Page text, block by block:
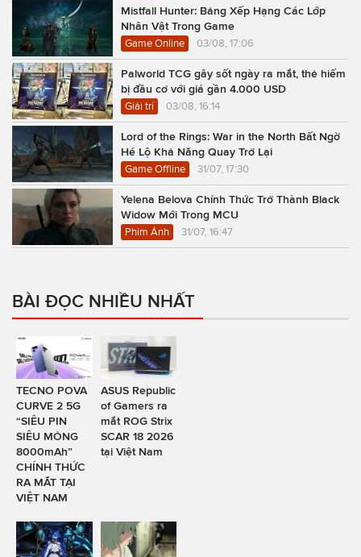
Mistfall Hunter: Bảng Xếp Hạng Các Lớp
Nhân Vật Trong Game
Game Online 03/08, 17:06
Palworld TCG gây sốt ngày ra mắt, thẻ hiếm
bị đầu cơ với giá gần 4.000 USD
Giải trí 03/08, 16:14
Lord of the Rings: War in the North Bất Ngờ
Hé Lộ Khả Năng Quay Trở Lại
Game Offline 31/07, 17:30
Yelena Belova Chính Thức Trở Thành Black
Widow Mới Trong MCU
Phim Ảnh 31/07, 16:47
BÀI ĐỌC NHIỀU NHẤT
TECNO POVA
CURVE 2 5G
“SIÊU PIN
SIÊU MỎNG
8000mAh”
CHÍNH THỨC
RA MẮT TẠI
VIỆT NAM
ASUS Republic
of Gamers ra
mắt ROG Strix
SCAR 18 2026
tại Việt Nam